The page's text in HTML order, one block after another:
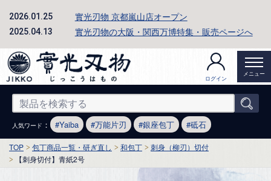
2026.01.25 實光刃物 京都嵐山店オープン
2025.04.13 實光刃物の大阪・関西万博特集・販売ページへ
ログイン
メニュー
人気ワード ： Yaiba 万能片刃 銀座包丁 砥石
TOP 包丁商品一覧・研ぎ直し 和包丁
刺身（柳刃）切付
【刺身切付】青紙2号